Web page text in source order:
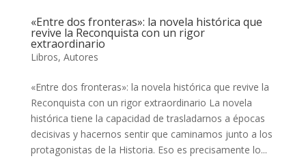
«Entre dos fronteras»: la novela histórica que
revive la Reconquista con un rigor
extraordinario
Libros, Autores
«Entre dos fronteras»: la novela histórica que revive la
Reconquista con un rigor extraordinario La novela
histórica tiene la capacidad de trasladarnos a épocas
decisivas y hacernos sentir que caminamos junto a los
protagonistas de la Historia. Eso es precisamente lo...